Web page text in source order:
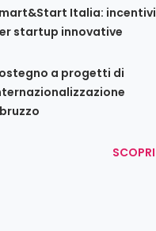
Italia: incentivi
startup innovative
a progetti di
SCOPRI